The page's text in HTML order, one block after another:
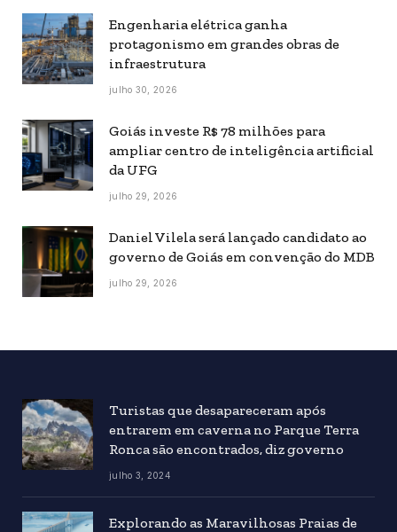
Engenharia elétrica ganha
protagonismo em grandes obras de
infraestrutura
julho 30, 2026
Goiás investe R$ 78 milhões para
ampliar centro de inteligência artificial
da UFG
julho 29, 2026
Daniel Vilela será lançado candidato ao
governo de Goiás em convenção do MDB
julho 29, 2026
Turistas que desapareceram após
entrarem em caverna no Parque Terra
Ronca são encontrados, diz governo
julho 3, 2024
Explorando as Maravilhosas Praias de